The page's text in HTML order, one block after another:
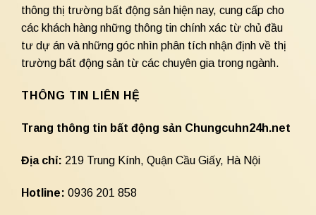
thông thị trường bất động sản hiện nay, cung cấp cho
các khách hàng những thông tin chính xác từ chủ đầu
tư dự án và những góc nhìn phân tích nhận định về thị
trường bất động sản từ các chuyên gia trong ngành.
THÔNG TIN LIÊN HỆ
Trang thông tin bất động sản Chungcuhn24h.net
Địa chỉ: 219 Trung Kính, Quận Cầu Giấy, Hà Nội
Hotline: 0936 201 858